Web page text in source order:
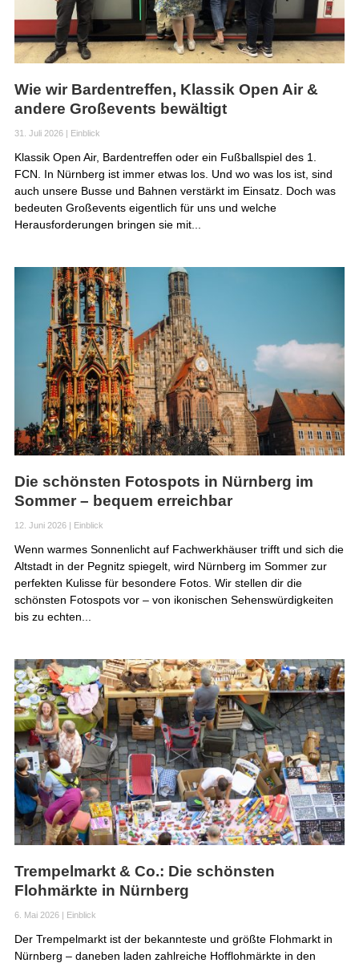
Wie wir Bardentreffen, Klassik Open Air &
andere Großevents bewältigt
31. Juli 2026| Einblick
Klassik Open Air, Bardentreffen oder ein Fußballspiel des 1.
FCN. In Nürnberg ist immer etwas los. Und wo was los ist, sind
auch unsere Busse und Bahnen verstärkt im Einsatz. Doch was
bedeuten Großevents eigentlich für uns und welche
Herausforderungen bringen sie mit...
Die schönsten Fotospots in Nürnberg im
Sommer – bequem erreichbar
12. Juni 2026| Einblick
Wenn warmes Sonnenlicht auf Fachwerkhäuser trifft und sich die
Altstadt in der Pegnitz spiegelt, wird Nürnberg im Sommer zur
perfekten Kulisse für besondere Fotos. Wir stellen dir die
schönsten Fotospots vor – von ikonischen Sehenswürdigkeiten
bis zu echten...
Trempelmarkt & Co.: Die schönsten
Flohmärkte in Nürnberg
6. Mai 2026| Einblick
Der Trempelmarkt ist der bekannteste und größte Flohmarkt in
Nürnberg – daneben laden zahlreiche Hofflohmärkte in den